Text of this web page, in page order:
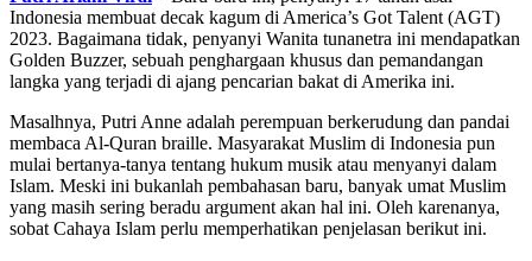
Indonesia membuat decak kagum di America’s Got Talent (AGT)
2023. Bagaimana tidak, penyanyi Wanita tunanetra ini mendapatkan
Golden Buzzer, sebuah penghargaan khusus dan pemandangan
langka yang terjadi di ajang pencarian bakat di Amerika ini.
Masalhnya, Putri Anne adalah perempuan berkerudung dan pandai
membaca Al-Quran braille. Masyarakat Muslim di Indonesia pun
mulai bertanya-tanya tentang hukum musik atau menyanyi dalam
Islam. Meski ini bukanlah pembahasan baru, banyak umat Muslim
yang masih sering beradu argument akan hal ini. Oleh karenanya,
sobat Cahaya Islam perlu memperhatikan penjelasan berikut ini.